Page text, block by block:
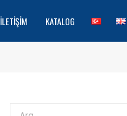
İLETIŞIM KATALOG
Arama: